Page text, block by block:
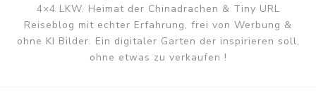
4×4 LKW. Heimat der Chinadrachen & Tiny URL
Reiseblog mit echter Erfahrung, frei von Werbung &
ohne KI Bilder. Ein digitaler Garten der inspirieren soll,
ohne etwas zu verkaufen !